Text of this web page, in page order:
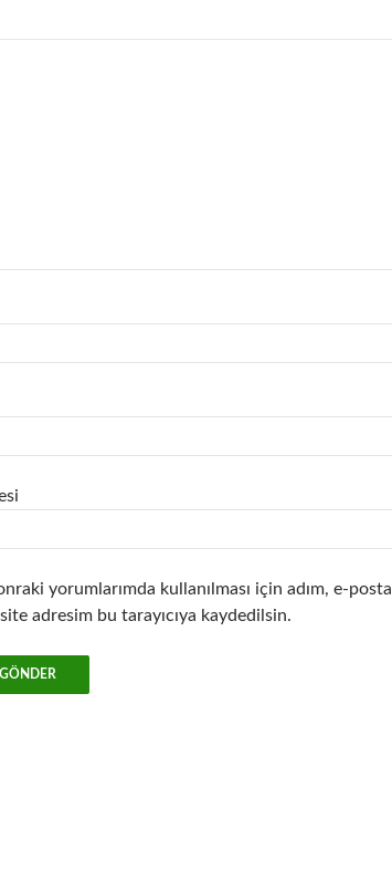
yorumlarımda kullanılması için adım, e-posta
adresim bu tarayıcıya kaydedilsin.